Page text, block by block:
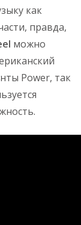
как
правда,
можно
Power, так